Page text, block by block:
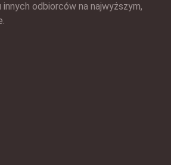
odbiorców na najwyższym,